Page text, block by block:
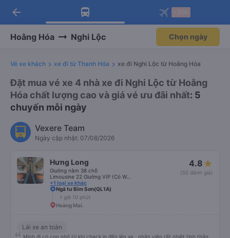
Tải app Vexere ngay!
Nhận ưu đãi thành viên độc
Mở app
Tải app Vexere
-30k/ghế khi đặt vé máy bay qua
Mở app
arrow_back
Hoằng Hóa Nghi Lộc Chọn ngày
Vé xe khách xe đi từ Thanh Hóa xe đi Nghi Lộc từ Hoằng Hóa
Đặt mua vé xe 4 nhà xe đi Nghi Lộc từ Hoằng
Hóa chất lượng cao và giá vé ưu đãi nhất: 5
chuyến mỗi ngày
Vexere Team
Ngày cập nhật: 07/08/2026
Hưng Long
Giường nằm 38 chỗ
+1 loại xe khác
4.8
(55 đánh giá)
Ngã tư Bỉm Sơn(QL1A)
1 giờ 10 phút
Hoàng Mai.
Lái xe an toàn
Mình đi có con nhỏ từ khi check in đến lên xe . nhân viên rất nhiệt tình thân